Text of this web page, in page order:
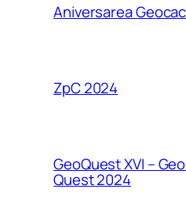
Aniversarea
ZpC 2024
GeoQuest XVI –
Quest 2024